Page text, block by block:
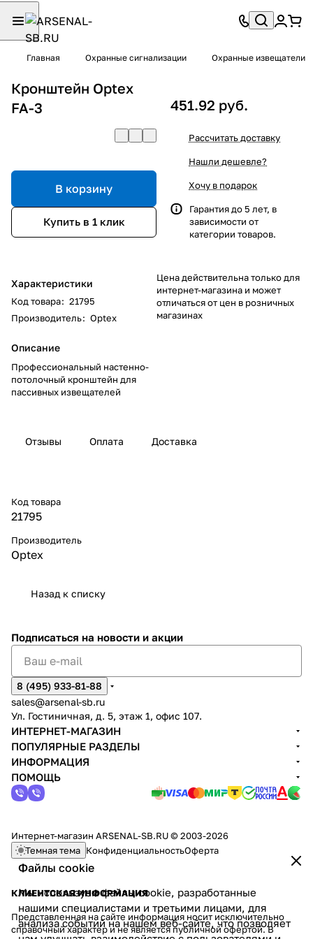
Главная Охранные сигнализации Охранные извещатели
Кронштейн Optex
FA-3
В корзину
Купить в 1 клик
Характеристики
Код товара: 21795
Производитель: Optex
Описание
Профессиональный настенно-
потолочный кронштейн для
пассивных извещателей
451.92 руб.
Рассчитать доставку
Нашли дешевле?
Хочу в подарок
Гарантия до 5 лет, в
зависимости от
категории товаров.
Цена действительна только для
интернет-магазина и может
отличаться от цен в розничных
магазинах
Отзывы Оплата Доставка
Код товара
21795
Производитель
Optex
Назад к списку
Файлы cookie
Мы используем файлы cookie, разработанные
нашими специалистами и третьими лицами, для
анализа событий на нашем веб-сайте, что позволяет
Подписаться на новости и акции
8 (495) 933-81-88
sales@arsenal-sb.ru
Ул. Гостиничная, д. 5, этаж 1, офис 107.
ИНТЕРНЕТ-МАГАЗИН
ПОПУЛЯРНЫЕ РАЗДЕЛЫ
ИНФОРМАЦИЯ
ПОМОЩЬ
Интернет-магазин ARSENAL-SB.RU © 2003-2026
Темная тема КонфиденциальностьОферта
КЛИЕНТСКАЯ ИНФОРМАЦИЯ
Представленная на сайте информация носит исключительно
справочный характер и не является публичной офертой. В